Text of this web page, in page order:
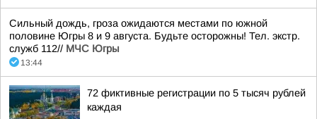
Сильный дождь, гроза ожидаются местами по южной
половине Югры 8 и 9 августа. Будьте осторожны! Тел. экстр.
служб 112// МЧС Югры
13:44
72 фиктивные регистрации по 5 тысяч рублей
каждая